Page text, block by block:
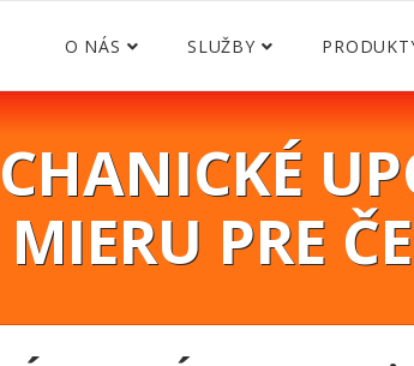
O NÁS SLUŽBY
PRE